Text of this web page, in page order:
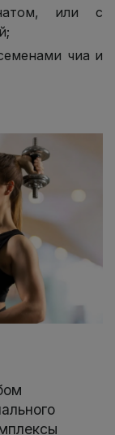
или с
чиа и